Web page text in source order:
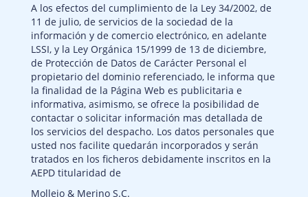
A los efectos del cumplimiento de la Ley 34/2002, de
11 de julio, de servicios de la sociedad de la
información y de comercio electrónico, en adelante
LSSI, y la Ley Orgánica 15/1999 de 13 de diciembre,
de Protección de Datos de Carácter Personal el
propietario del dominio referenciado, le informa que
la finalidad de la Página Web es publicitaria e
informativa, asimismo, se ofrece la posibilidad de
contactar o solicitar información mas detallada de
los servicios del despacho. Los datos personales que
usted nos facilite quedarán incorporados y serán
tratados en los ficheros debidamente inscritos en la
AEPD titularidad de
Mollejo & Merino S.C.